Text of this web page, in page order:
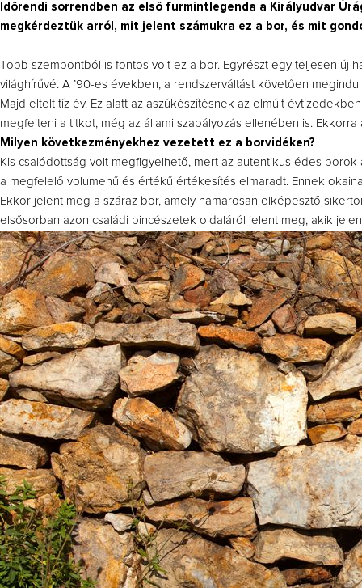
Időrendi sorrendben az első furmintlegenda a Királyudvar
megkérdeztük arról, mit jelent számukra ez a bor, és mit
Több szempontból is fontos volt ez a bor. Egyrészt egy teljesen új
világhírűvé. A ’90-es években, a rendszerváltást követően
Majd eltelt tíz év. Ez alatt az aszúkészítésnek az elmúlt
megfejteni a titkot, még az állami szabályozás ellenében is.
Milyen következményekhez vezetett ez a borvidéken?
Kis csalódottság volt megfigyelhető, mert az autentikus édes
a megfelelő volumenű és értékű értékesítés elmaradt. Ennek
Ekkor jelent meg a száraz bor, amely hamarosan elképesztő
elsősorban azon családi pincészetek oldaláról jelent meg, akik